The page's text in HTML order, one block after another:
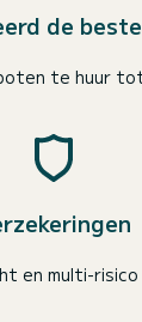
de
te huur
en multi-risico